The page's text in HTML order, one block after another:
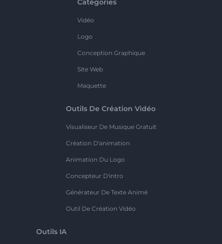
Catégories
Vidéo
Logo
Conception Graphique
Site Web
Maquette
Outils De Création Vidéo
Visualiseur De Musique Gratuit
Création D'animation
Animation Du Logo
Concepteur D'intro
Générateur De Texte Animé
Outil De Création Vidéo
Outils IA